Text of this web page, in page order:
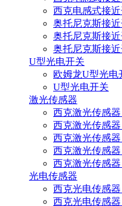
西克电感式接
奥托尼克斯接近
奥托尼克斯接近
奥托尼克斯接近
U型光电开关
欧姆龙U型光电
U型光电开关
激光传感器
西克激光传感器
西克激光传感器
西克激光传感器
西克激光传感
西克激光传感器
光电传感器
西克光电传感器
西克光电传感器